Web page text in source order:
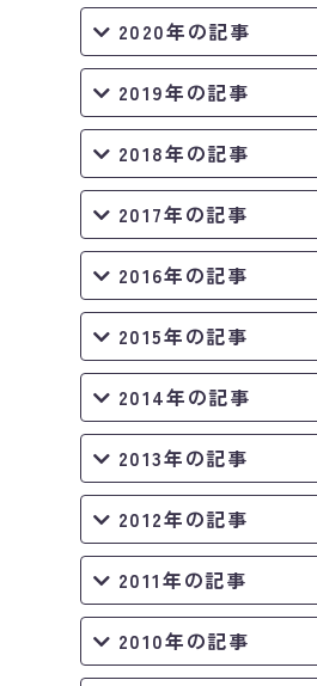
2020年の記事
2019年の記事
2018年の記事
2017年の記事
2016年の記事
2015年の記事
2014年の記事
2013年の記事
2012年の記事
2011年の記事
2010年の記事